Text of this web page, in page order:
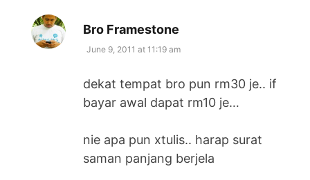
Bro Framestone
June 9, 2011 at 11:19 am
dekat tempat bro pun rm30 je.. if
bayar awal dapat rm10 je…
nie apa pun xtulis.. harap surat
saman panjang berjela